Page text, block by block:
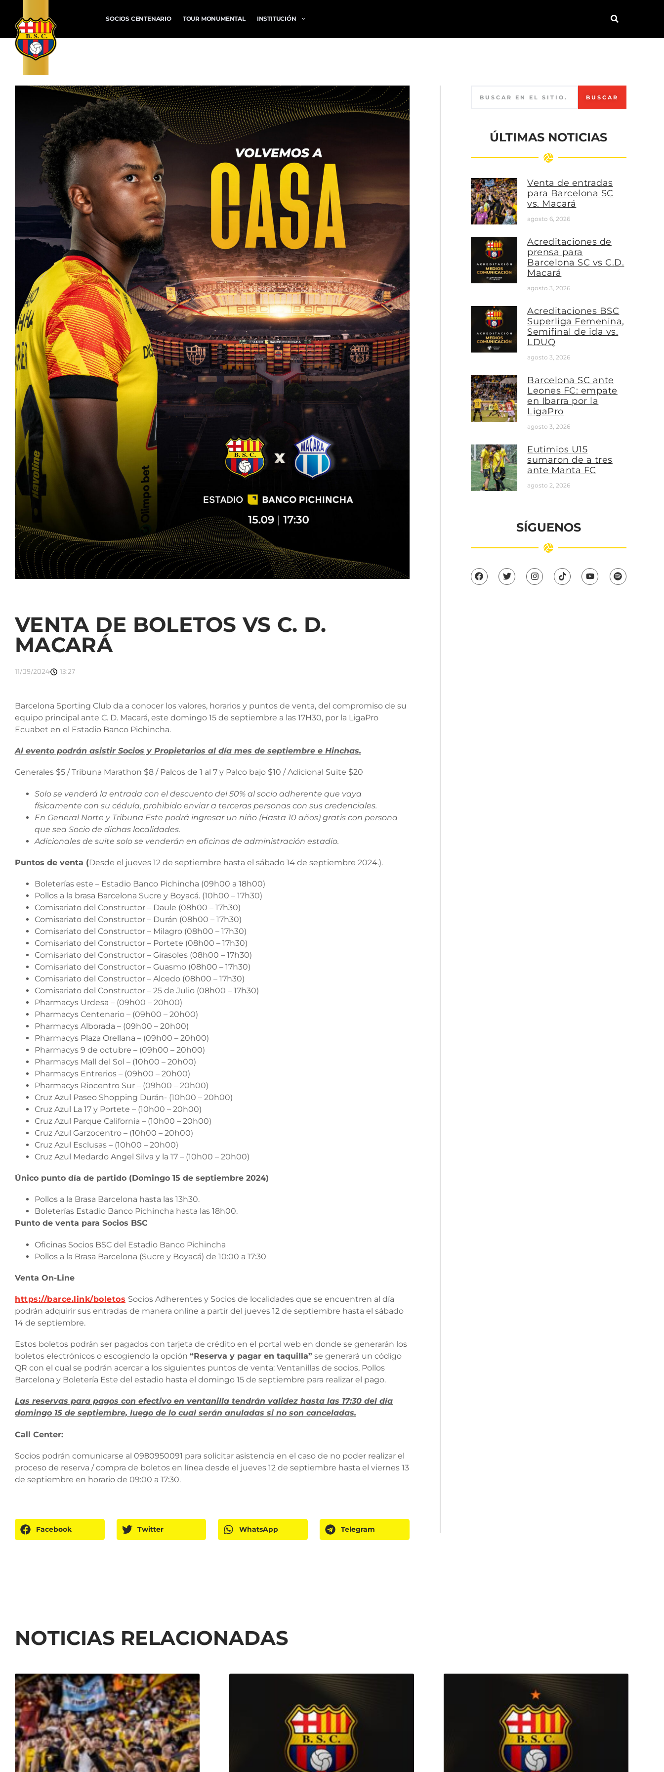
SOCIOS CENTENARIO TOUR MONUMENTAL INSTITUCIÓN
VENTA DE BOLETOS VS C. D.
MACARÁ
11/09/2024 13:27
Barcelona Sporting Club da a conocer los valores, horarios y puntos de venta, del compromiso de su
equipo principal ante C. D. Macará, este domingo 15 de septiembre a las 17H30, por la LigaPro
Ecuabet en el Estadio Banco Pichincha.
Al evento podrán asistir Socios y Propietarios al día mes de septiembre e Hinchas.
Generales $5 / Tribuna Marathon $8 / Palcos de 1 al 7 y Palco bajo $10 / Adicional Suite $20
Solo se venderá la entrada con el descuento del 50% al socio adherente que vaya
físicamente con su cédula, prohibido enviar a terceras personas con sus credenciales.
En General Norte y Tribuna Este podrá ingresar un niño (Hasta 10 años) gratis con persona
que sea Socio de dichas localidades.
Adicionales de suite solo se venderán en oficinas de administración estadio.
Puntos de venta (Desde el jueves 12 de septiembre hasta el sábado 14 de septiembre 2024.).
Boleterías este – Estadio Banco Pichincha (09h00 a 18h00)
Pollos a la brasa Barcelona Sucre y Boyacá. (10h00 – 17h30)
Comisariato del Constructor – Daule (08h00 – 17h30)
Comisariato del Constructor – Durán (08h00 – 17h30)
Comisariato del Constructor – Milagro (08h00 – 17h30)
Comisariato del Constructor – Portete (08h00 – 17h30)
Comisariato del Constructor – Girasoles (08h00 – 17h30)
Comisariato del Constructor – Guasmo (08h00 – 17h30)
Comisariato del Constructor – Alcedo (08h00 – 17h30)
Comisariato del Constructor – 25 de Julio (08h00 – 17h30)
Pharmacys Urdesa – (09h00 – 20h00)
Pharmacys Centenario – (09h00 – 20h00)
Pharmacys Alborada – (09h00 – 20h00)
Pharmacys Plaza Orellana – (09h00 – 20h00)
Pharmacys 9 de octubre – (09h00 – 20h00)
Pharmacys Mall del Sol – (10h00 – 20h00)
Pharmacys Entrerios – (09h00 – 20h00)
Pharmacys Riocentro Sur – (09h00 – 20h00)
Cruz Azul Paseo Shopping Durán- (10h00 – 20h00)
Cruz Azul La 17 y Portete – (10h00 – 20h00)
Cruz Azul Parque California – (10h00 – 20h00)
Cruz Azul Garzocentro – (10h00 – 20h00)
Cruz Azul Esclusas – (10h00 – 20h00)
Cruz Azul Medardo Angel Silva y la 17 – (10h00 – 20h00)
Único punto día de partido (Domingo 15 de septiembre 2024)
Pollos a la Brasa Barcelona hasta las 13h30.
Boleterías Estadio Banco Pichincha hasta las 18h00.
Punto de venta para Socios BSC
Oficinas Socios BSC del Estadio Banco Pichincha
Pollos a la Brasa Barcelona (Sucre y Boyacá) de 10:00 a 17:30
Venta On-Line
https://barce.link/boletos Socios Adherentes y Socios de localidades que se encuentren al día
podrán adquirir sus entradas de manera online a partir del jueves 12 de septiembre hasta el sábado
14 de septiembre.
Estos boletos podrán ser pagados con tarjeta de crédito en el portal web en donde se generarán los
boletos electrónicos o escogiendo la opción “Reserva y pagar en taquilla” se generará un código
QR con el cual se podrán acercar a los siguientes puntos de venta: Ventanillas de socios, Pollos
Barcelona y Boletería Este del estadio hasta el domingo 15 de septiembre para realizar el pago.
Las reservas para pagos con efectivo en ventanilla tendrán validez hasta las 17:30 del día
domingo 15 de septiembre, luego de lo cual serán anuladas si no son canceladas.
Call Center:
Socios podrán comunicarse al 0980950091 para solicitar asistencia en el caso de no poder realizar el
proceso de reserva / compra de boletos en línea desde el jueves 12 de septiembre hasta el viernes 13
de septiembre en horario de 09:00 a 17:30.
Facebook Twitter WhatsApp Telegram
BUSCAR
ÚLTIMAS NOTICIAS
Venta de entradas
para Barcelona SC
vs. Macará
agosto 6, 2026
Acreditaciones de
prensa para
Barcelona SC vs C.D.
Macará
agosto 3, 2026
Acreditaciones BSC
Superliga Femenina,
Semifinal de ida vs.
LDUQ
agosto 3, 2026
Barcelona SC ante
Leones FC: empate
en Ibarra por la
LigaPro
agosto 3, 2026
Eutimios U15
sumaron de a tres
ante Manta FC
agosto 2, 2026
SÍGUENOS
NOTICIAS RELACIONADAS